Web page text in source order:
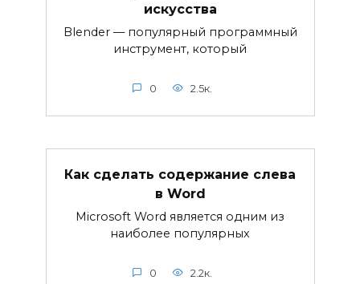
искусства
Blender — популярный программный
инструмент, который
0 2.5к.
Как сделать содержание слева
в Word
Microsoft Word является одним из
наиболее популярных
0 2.2к.